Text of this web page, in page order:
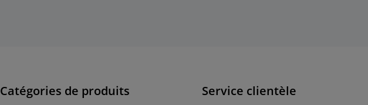
Catégories de produits Service clientèle